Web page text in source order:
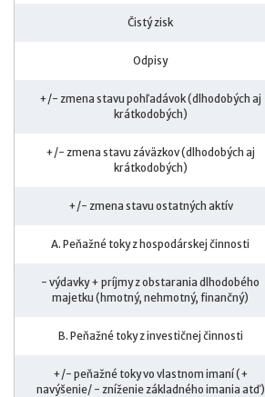
Čistý zisk
Odpisy
+/- zmena stavu pohľadávok (dlhodobých aj
krátkodobých)
+/- zmena stavu záväzkov (dlhodobých aj
krátkodobých)
+/- zmena stavu ostatných aktív
A. Peňažné toky z hospodárskej činnosti
- výdavky + príjmy z obstarania dlhodobého
majetku (hmotný, nehmotný, finančný)
B. Peňažné toky z investičnej činnosti
+/- peňažné toky vo vlastnom imaní (+
navýšenie/ - zníženie základného imania atď)